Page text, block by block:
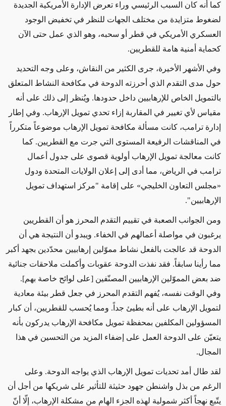
كما أنه كان السبب الرئيسي وراء تعرض الإدارة الأمريكية الجديدة
لضغوط متزايدة من مختلف الجهات للنظر في تخفيض الوجود
العسكري الأمريكي في قطر أو سحبه، وهو الذي عمل حتى الآن
كحماية أمنية هامة للقطريين.
وفي الأشهر الأخيرة، جرى الكثير من النقاش، وعلى وجه التحديد
حول مدى التقدم الذي أحرزته الدوحة في مكافحة النشاط المتعلق
بالتمويل الخاص للإرهابيين داخل حدودها. ويُنظر إلى ذلك على أنه
مقياس لأي تغيير في المقاربة إزاء تحدي تمويل الإرهاب. وفي إطار
إدارة ترامب، كانت مسألة مكافحة تمويل الإرهاب موضوعاً متكرراً
في المناقشات الرفيعة المستوى التي جرت مع القطريين. كما
كانت معالجة تمويل الإرهاب أولوية قصوى على جدول أعمال
ترامب في الرياض، مما أدى إلى إعلان الولايات المتحدة ودول
«مجلس التعاون الخليجي» على إقامة "مركز استهداف تمويل
الإرهابيين".
ومن الجوانب الصعبة في تقييم التقدم المحرز هو أن القطريين
يرغبون في مواصلة أعمالهم في الخفاء. ويبدو أن النتيجة هي أن
الدوحة قد عالجت بالفعل نشاط مموّلين إرهابيين محدّدين بجهد أكبر
مما رأينا سابقاً. فقد نفذت الدوحة عقوبات وأكملت ملاحقات جنائية
ضد بعض المموّلين الإرهابيين المصنّفين [على لوائح خاصة بهم].
وفي الوقت نفسه، يُفهم التقدم المحرز في جعل قطر بيئة معادية
لتمويل الإرهاب على أنه بطيئ جداً. ومما يُحسب للقطريين، أن كبار
المسؤولين المكلفين بمحفظة تمويل مكافحة الإرهاب يدركون بأنه
يتعيّن على الدوحة العمل على إضفاء المزيد من التحسين في هذا
المجال.
لقد طال أمد تحديات تمويل الإرهاب الذي يواجه الدوحة. وعلى
الرغم من بذل واشنطن جهود حثيثة للتأثير على شريكها من أجل أن
يتّبع نهجاً أكثر شمولية لهذه الجزء الهام من مشكلة الإرهاب، إلّا أنّ